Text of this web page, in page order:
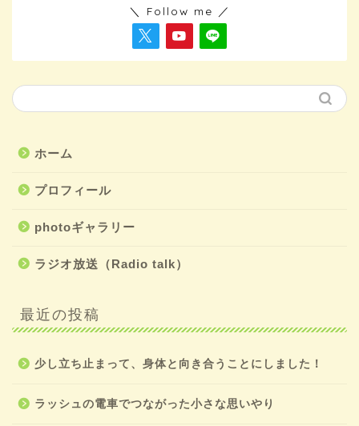
＼ Follow me ／
ホーム
プロフィール
photoギャラリー
ラジオ放送（Radio talk）
最近の投稿
少し立ち止まって、身体と向き合うことにしました！
ラッシュの電車でつながった小さな思いやり